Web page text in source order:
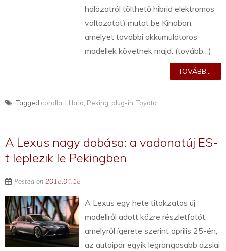
hálózatról tölthető hibrid elektromos
változatát) mutat be Kínában,
amelyet további akkumulátoros
modellek követnek majd. (tovább…)
TOVÁBB...
Tagged corolla Hibrid Peking plug-in ,Toyota
A Lexus nagy dobása: a vadonatúj ES-
t leplezik le Pekingben
Posted on 2018.04.18
A Lexus egy hete titokzatos új
modellről adott közre részletfotót,
amelyről ígérete szerint április 25-én,
az autóipar egyik legrangosabb ázsiai